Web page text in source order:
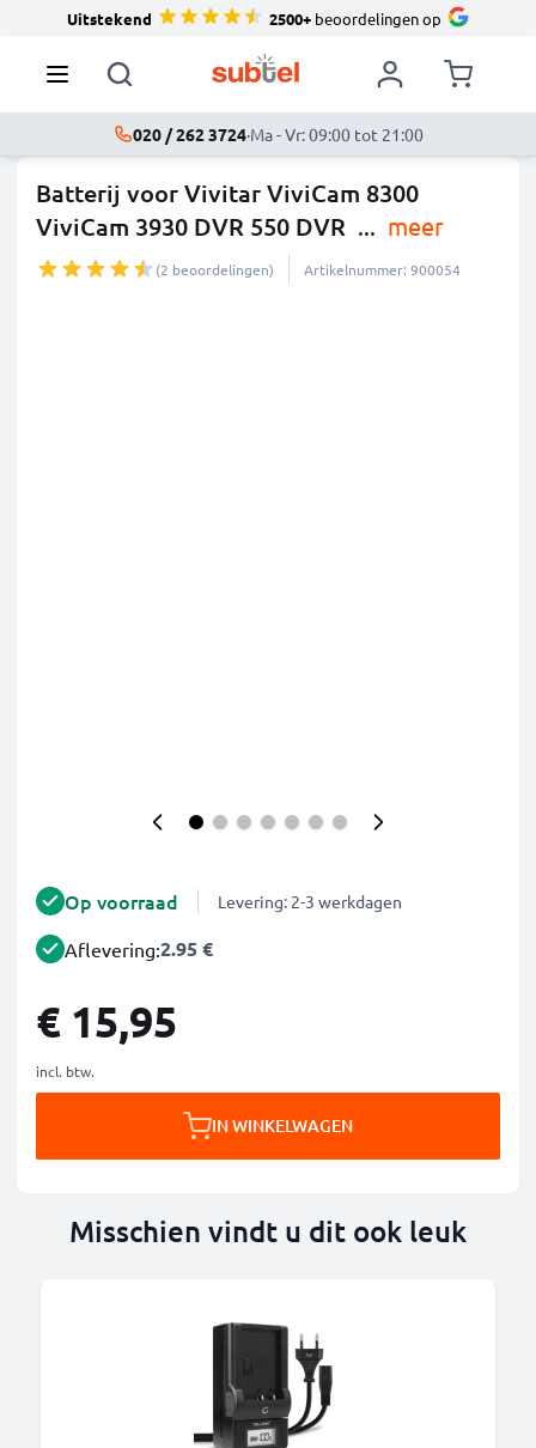
Uitstekend 2500+beoordelingen op
020 / 262 3724·Ma - Vr: 09:00 tot 21:00
Batterij voor Vivitar ViviCam 8300
ViviCam 3930 DVR 550 DVR ... meer
(2 beoordelingen) Artikelnummer: 900054
Op voorraad Levering: 2-3 werkdagen
Aflevering:2.95 €
€ 15,95
incl. btw.
IN WINKELWAGEN
Misschien vindt u dit ook leuk